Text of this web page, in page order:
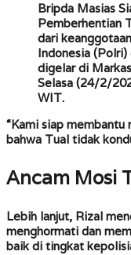
Bripda Masias
Pemberhentian
dari
Indonesia
digelar di
Selasa (24/2/
WIT.
“Kami siap membantu
bahwa Tual tidak
Ancam Mosi
Lebih lanjut, Rizal
menghormati dan
baik di tingkat